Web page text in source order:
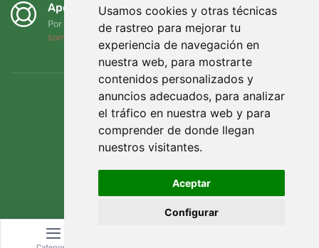
Usamos cookies y otras técnicas
de rastreo para mejorar tu
experiencia de navegación en
nuestra web, para mostrarte
contenidos personalizados y
anuncios adecuados, para analizar
el tráfico en nuestra web y para
comprender de donde llegan
nuestros visitantes.
Aceptar
Configurar
Apoyamos a Trees.org
Por cada pedido plantamos un árbol. Leer más
somos